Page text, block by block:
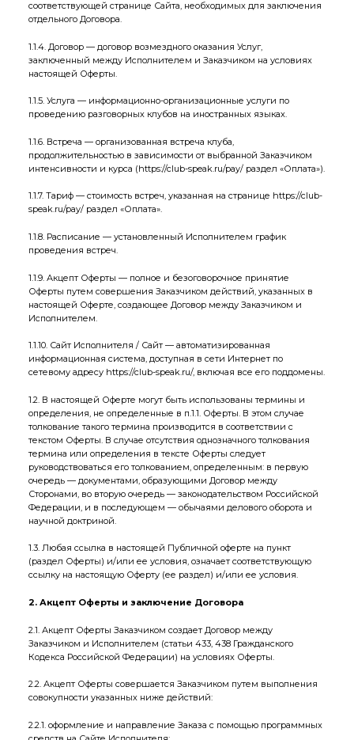
соответствующей странице Сайта, необходимых для заключения
отдельного Договора.
1.1.4. Договор — договор возмездного оказания Услуг,
заключенный между Исполнителем и Заказчиком на условиях
настоящей Оферты.
1.1.5. Услуга — информационно-организационные услуги по
проведению разговорных клубов на иностранных языках.
1.1.6. Встреча — организованная встреча клуба,
продолжительностью в зависимости от выбранной Заказчиком
интенсивности и курса (https://club-speak.ru/pay/раздел «Оплата»).
1.1.7. Тариф — стоимость встреч, указанная на странице https://club-
speak.ru/pay/раздел «Оплата».
1.1.8. Расписание — установленный Исполнителем график
проведения встреч.
1.1.9. Акцепт Оферты — полное и безоговорочное принятие
Оферты путем совершения Заказчиком действий, указанных в
настоящей Оферте, создающее Договор между Заказчиком и
Исполнителем.
1.1.10. Сайт Исполнителя / Сайт — автоматизированная
информационная система, доступная в сети Интернет по
сетевому адресу https://club-speak.ru/, включая все его поддомены.
1.2. В настоящей Оферте могут быть использованы термины и
определения, не определенные в п.1.1. Оферты. В этом случае
толкование такого термина производится в соответствии с
текстом Оферты. В случае отсутствия однозначного толкования
термина или определения в тексте Оферты следует
руководствоваться его толкованием, определенным: в первую
очередь — документами, образующими Договор между
Сторонами, во вторую очередь — законодательством Российской
Федерации, и в последующем — обычаями делового оборота и
научной доктриной.
1.3. Любая ссылка в настоящей Публичной оферте на пункт
(раздел Оферты) и/или ее условия, означает соответствующую
ссылку на настоящую Оферту (ее раздел) и/или ее условия.
2. Акцепт Оферты и заключение Договора
2.1. Акцепт Оферты Заказчиком создает Договор между
Заказчиком и Исполнителем (статьи 433, 438 Гражданского
Кодекса Российской Федерации) на условиях Оферты.
2.2. Акцепт Оферты совершается Заказчиком путем выполнения
совокупности указанных ниже действий:
2.2.1. оформление и направление Заказа с помощью программных